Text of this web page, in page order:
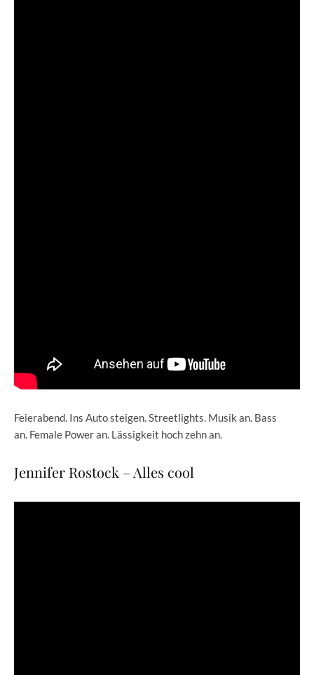
Feierabend. Ins Auto steigen. Streetlights. Musik an. Bass
an. Female Power an. Lässigkeit hoch zehn an.
Jennifer Rostock – Alles cool